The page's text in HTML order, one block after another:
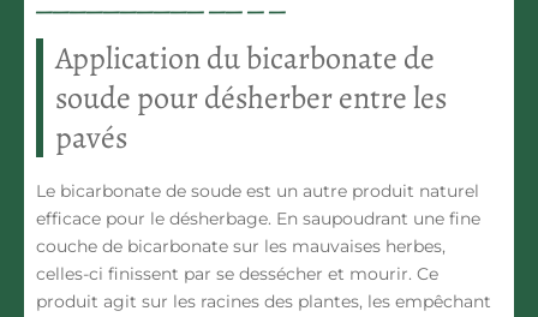
Application du bicarbonate de
soude pour désherber entre les
pavés
Le bicarbonate de soude est un autre produit naturel
efficace pour le désherbage. En saupoudrant une fine
couche de bicarbonate sur les mauvaises herbes,
celles-ci finissent par se dessécher et mourir. Ce
produit agit sur les racines des plantes, les empêchant